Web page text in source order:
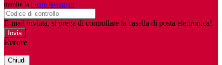
tramite la Login Spaggiari
E-mail inviata, si prega di controllare la casella di posta elettronica!
Errore
Chiudi